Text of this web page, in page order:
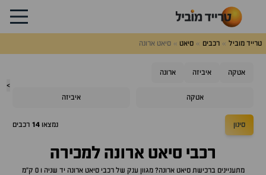
טרייד מוביל רכבים סיאט סיאט ארונה
>
אטקה איביזה ארונה
אטקה איביזה
סינון נמצאו 14 רכבים
רכבי סיאט ארונה למכירה
מתעניינים ברכישתסיאט ארונה? מגוון ענק של רכביסיאט ארונה
יד שניה ו 0 ק"מ